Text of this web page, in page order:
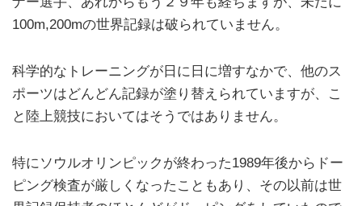
100m,200mの世界記録は破られていません。
科学的なトレーニングが日に日に増すなかで、他のス
ポーツはどんどん記録が塗り替えられていますが、こ
と陸上競技においてはそうではありません。
特にソウルオリンピックが終わった1989年後からドー
ピング検査が厳しくなったこともあり、その以前は世